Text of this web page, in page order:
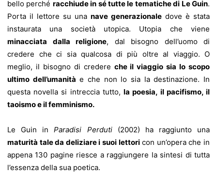
bello perché racchiude in sé tutte le tematiche di Le Guin.
Porta il lettore su una nave generazionale dove è stata
instaurata una società utopica. Utopia che viene
minacciata dalla religione, dal bisogno dell’uomo di
credere che ci sia qualcosa di più oltre al viaggio. O
meglio, il bisogno di credere che il viaggio sia lo scopo
ultimo dell’umanità e che non lo sia la destinazione. In
questa novella si intreccia tutto,la poesia, il pacifismo, il
taoismo e il femminismo.
Le Guin inParadisi Perduti (2002) ha raggiunto una
maturità tale da deliziare i suoi lettoricon un’opera che in
appena 130 pagine riesce a raggiungere la sintesi di tutta
l’essenza della sua poetica.